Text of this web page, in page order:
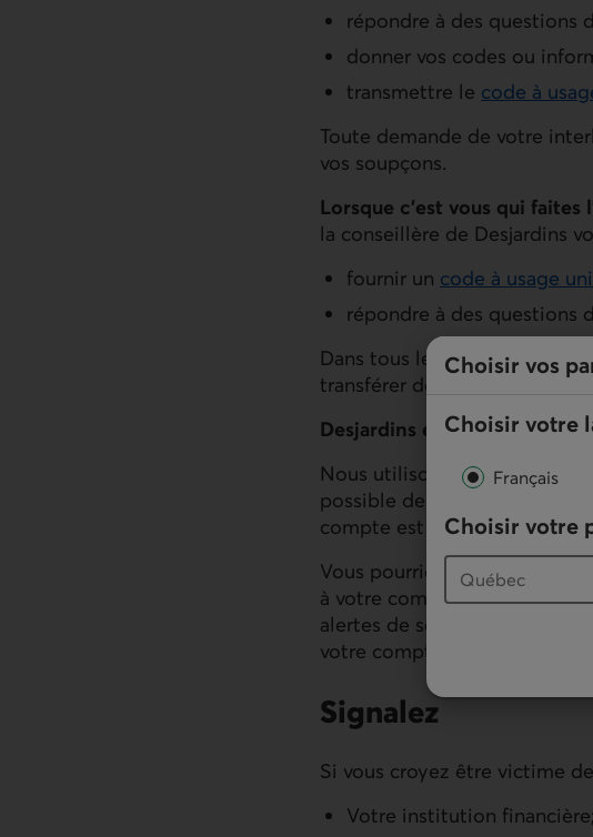
Choisir vos
Choisir votre
Français
Choisir votre
répondre à des questions
donner vos codes ou
transmettre le code à
Toute demande de votre
vos soupçons.
Lorsque c’est vous qui faites
la conseillère de Desjardins
fournir un code à usage
répondre à des questions
Dans tous les cas, ayez
transférer des sommes
Desjardins envoie des
Nous utilisons les courriels et
possible de recevoir
compte est disponible ou
Vous pourriez aussi recevoir
à votre compte ainsi que
alertes de sécurité sont
votre compte.
Signalez
Si vous croyez être victime
Votre institution financière;